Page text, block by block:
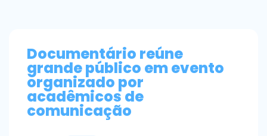
Documentário reúne
grande público em evento
organizado por
acadêmicos de
comunicação